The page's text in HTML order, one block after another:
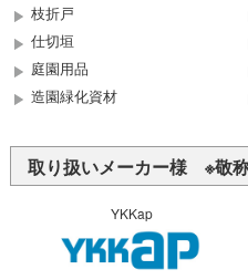
枝折戸
仕切垣
庭園用品
造園緑化資材
取り扱いメーカー様 ※敬
YKKap